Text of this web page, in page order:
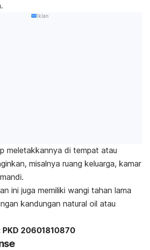
Iklan
meletakkannya di tempat atau
misalnya ruang keluarga, kamar
ini juga memiliki wangi tahan lama
kandungan natural oil atau
PKD 20601810870